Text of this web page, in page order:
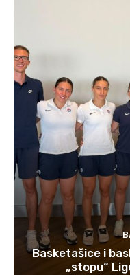
Basketašice i
„stopu“